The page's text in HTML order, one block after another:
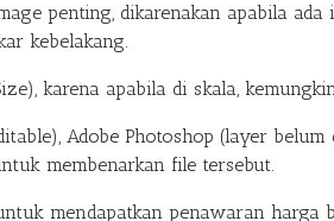
penting, dikarenakan apabila ada
kebelakang.
karena apabila di skala,
Adobe Photoshop (layer belum
membenarkan file tersebut.
mendapatkan penawaran harga